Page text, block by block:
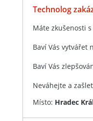
Technolog
Máte zkušenosti
Baví Vás vytvářet
Baví Vás
Neváhejte a
Místo: Hradec